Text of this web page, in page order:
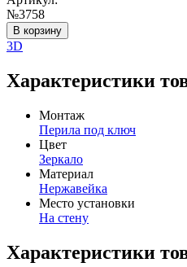
№3758
В корзину
3D
Характеристики
Монтаж
Перила под ключ
Цвет
Зеркало
Материал
Нержавейка
Место установки
На стену
Характеристики